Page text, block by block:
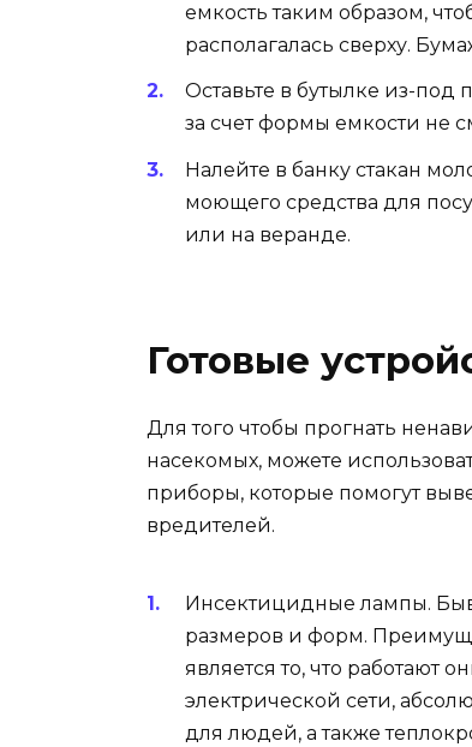
емкость таким образом,
располагалась сверху.
Оставьте в бутылке из-под
за счет формы емкости не
Налейте в банку стакан
моющего средства для
или на веранде.
Готовые
Для того чтобы прогнать
насекомых, можете
приборы, которые помогут
вредителей.
Инсектицидные лампы.
размеров и форм.
является то, что работают
электрической сети,
для людей, а также